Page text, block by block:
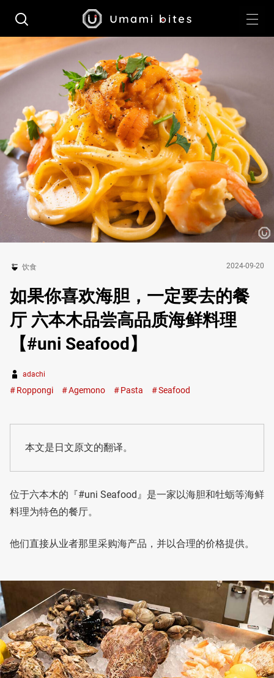
饮食 2024-09-20
如果你喜欢海胆，一定要去的餐
厅 六本木品尝高品质海鲜料理
【#uni Seafood】
adachi
Roppongi Agemono Pasta Seafood
本文是日文原文的翻译。
位于六本木的『#uni Seafood』是一家以海胆和牡蛎等海鲜
料理为特色的餐厅。
他们直接从业者那里采购海产品，并以合理的价格提供。